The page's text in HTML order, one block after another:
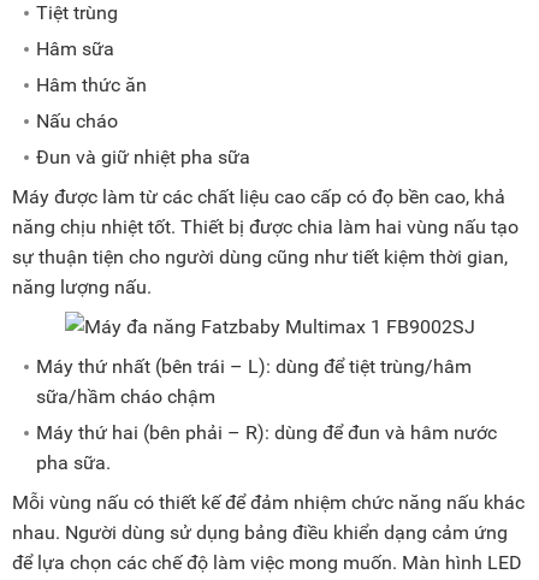
Tiệt trùng
Hâm sữa
Hâm thức ăn
Nấu cháo
Đun và giữ nhiệt pha sữa
Máy được làm từ các chất liệu cao cấp có đọ bền cao, khả
năng chịu nhiệt tốt. Thiết bị được chia làm hai vùng nấu tạo
sự thuận tiện cho người dùng cũng như tiết kiệm thời gian,
năng lượng nấu.
Máy thứ nhất (bên trái – L): dùng để tiệt trùng/hâm
sữa/hầm cháo chậm
Máy thứ hai (bên phải – R): dùng để đun và hâm nước
pha sữa.
Mỗi vùng nấu có thiết kế để đảm nhiệm chức năng nấu khác
nhau. Người dùng sử dụng bảng điều khiển dạng cảm ứng
để lựa chọn các chế độ làm việc mong muốn. Màn hình LED